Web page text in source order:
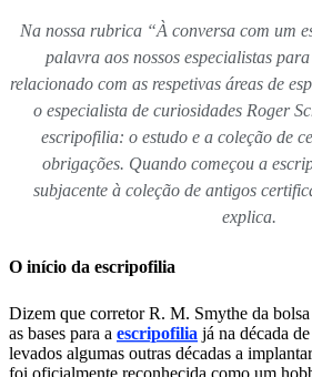
Na nossa rubrica “À conversa com um
palavra aos nossos especialistas
relacionado com as respetivas áreas de
o especialista de curiosidades Roger
escripofilia: o estudo e a coleção de
obrigações. Quando começou a
subjacente à coleção de antigos
explica.
O início da escripofilia
Dizem que corretor R. M. Smythe da
as bases para a escripofilia já na década
levados algumas outras décadas a
foi oficialmente reconhecida como um